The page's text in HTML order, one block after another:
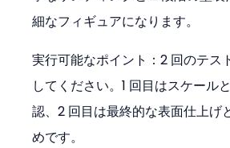
細なフィギュアになります。
実行可能なポイント：2 回のテス
してください。1 回目はスケール
認、2 回目は最終的な表面仕上げ
めです。